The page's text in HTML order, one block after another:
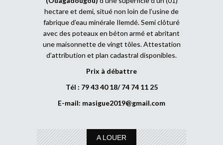
hectare et demi, situé non loin de l’usine de
fabrique d’eau minérale Ilemdé. Semi clôturé
avec des poteaux en béton armé et abritant
une maisonnette de vingt tôles. Attestation
d’attribution et plan cadastral disponibles.
Prix à débattre
Tél : 79 43 40 18/ 74 74 11 25
E-mail: masigue2019@gmail.com
A LOUER